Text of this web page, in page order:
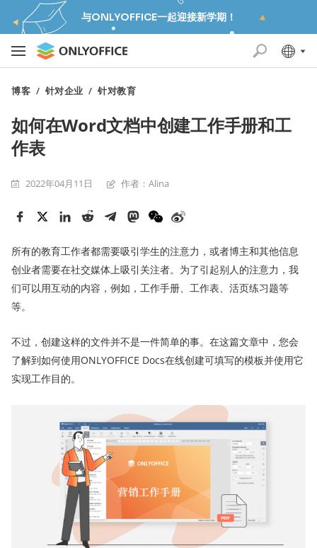
与ONLYOFFICE一起迎接新学期！
博客 / 针对企业 /针对教育
如何在Word文档中创建工作手册和工
作表
2022年04月11日 作者：Alina
所有的教育工作者都需要吸引学生的注意力，或者博主和其他信息
创业者需要在社交媒体上吸引关注者。为了引起别人的注意力，我
们可以用互动的内容，例如，工作手册、工作表、活页练习题等
等。
不过，创建这样的文件并不是一件简单的事。在这篇文章中，您会
了解到如何使用ONLYOFFICE Docs在线创建可填写的模板并使用它
实现工作目的。